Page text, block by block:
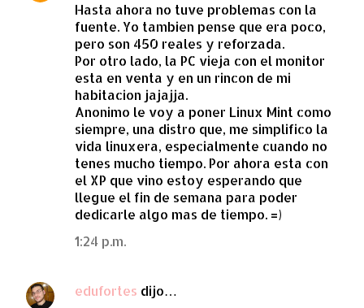
Hasta ahora no tuve problemas con la
fuente. Yo tambien pense que era poco,
pero son 450 reales y reforzada.
Por otro lado, la PC vieja con el monitor
esta en venta y en un rincon de mi
habitacion jajajja.
Anonimo le voy a poner Linux Mint como
siempre, una distro que, me simplifico la
vida linuxera, especialmente cuando no
tenes mucho tiempo. Por ahora esta con
el XP que vino estoy esperando que
llegue el fin de semana para poder
dedicarle algo mas de tiempo. =)
1:24 p.m.
edufortes dijo…